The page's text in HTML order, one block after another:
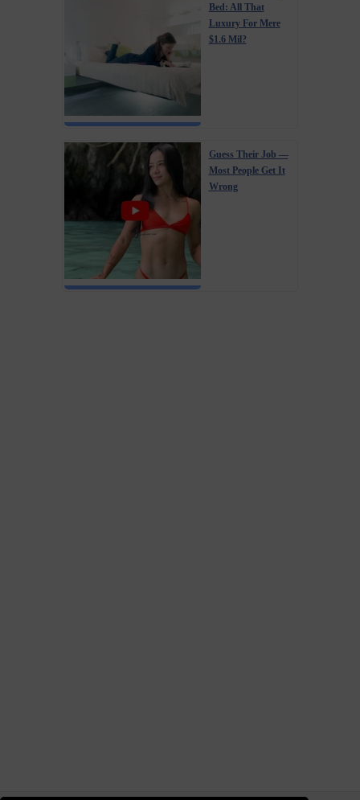
Bed: All That
Luxury For Mere
$1.6 Mil?
Guess Their Job —
Most People Get It
Wrong